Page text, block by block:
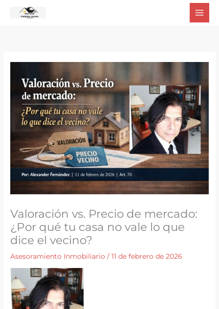
Valoración vs. Precio de mercado:
¿Por qué tu casa no vale lo que
dice el vecino?
Asesoramiento Inmobiliario /11 de febrero de 2026